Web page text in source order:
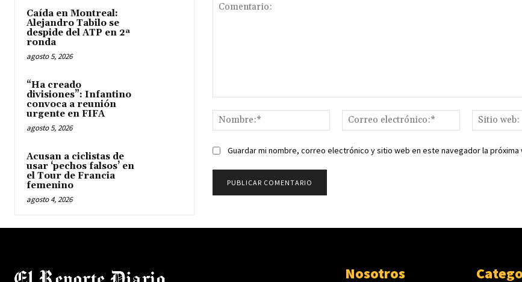
Caída en Montreal:
Alejandro Tabilo se
despide del ATP en 2ª
ronda
agosto 5, 2026
“Ha creado
divisiones”: Infantino
convoca a reunión
urgente en FIFA
agosto 5, 2026
Acusan a ciclistas de
usar ‘pechos falsos’ en
el Tour de Francia
femenino
agosto 4, 2026
Nombre:*
Correo
electrónico:*
Guardar mi nombre, correo electrónico y sitio web en este navegador la próxima
Nosotros